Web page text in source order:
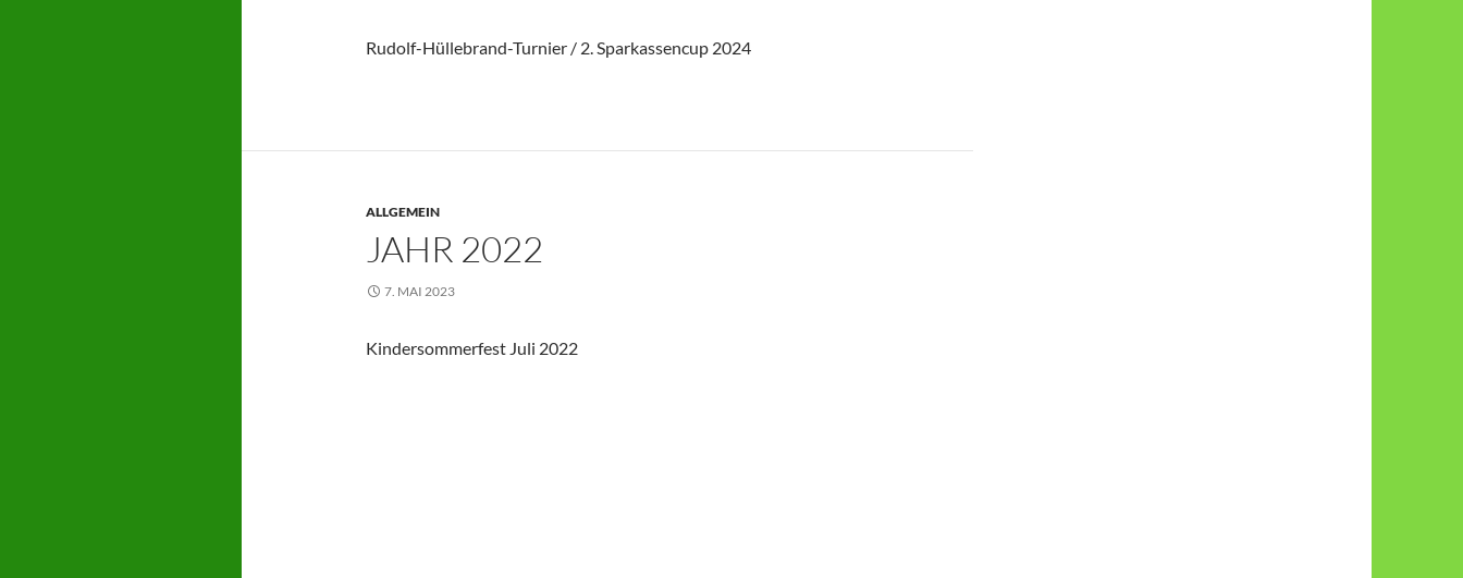
Rudolf-Hüllebrand-Turnier / 2. Sparkassencup 2024
ALLGEMEIN
JAHR 2022
7. MAI 2023
Kindersommerfest Juli 2022